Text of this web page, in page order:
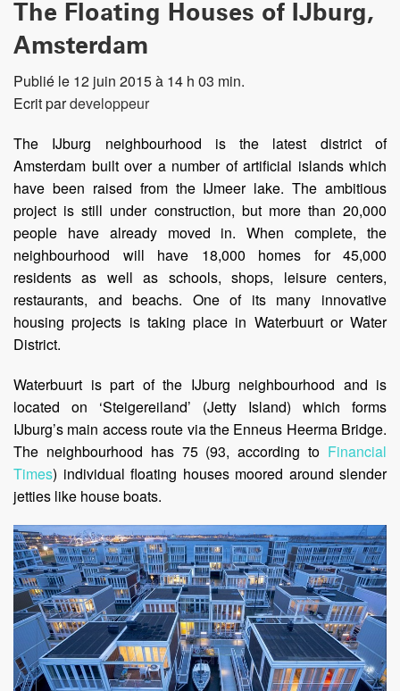
The Floating Houses of IJburg,
Amsterdam
Publié le 12 juin 2015 à 14 h 03 min.
Ecrit pardeveloppeur
The IJburg neighbourhood is the latest district of
Amsterdam built over a number of artificial islands which
have been raised from the IJmeer lake. The ambitious
project is still under construction, but more than 20,000
people have already moved in. When complete, the
neighbourhood will have 18,000 homes for 45,000
residents as well as schools, shops, leisure centers,
restaurants, and beachs. One of its many innovative
housing projects is taking place in Waterbuurt or Water
District.
Waterbuurt is part of the IJburg neighbourhood and is
located on ‘Steigereiland’ (Jetty Island) which forms
IJburg’s main access route via the Enneus Heerma Bridge.
The neighbourhood has 75 (93, according to Financial
Times) individual floating houses moored around slender
jetties like house boats.